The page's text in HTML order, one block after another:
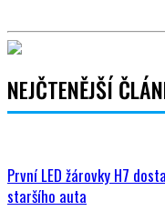
NEJČTENĚJŠÍ
První LED žárovky H7
staršího auta